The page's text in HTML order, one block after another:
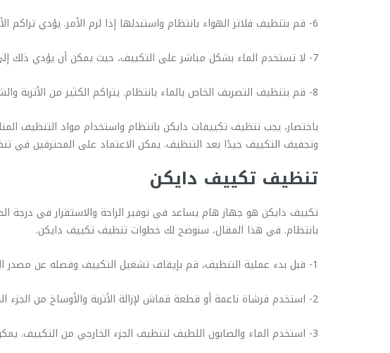
6- قم بتنظيف فلاتر الهواء بانتظام واستبدلها إذا لزم الأمر. يؤدي تراكم الأتربة على الفلاتر إلى تقليل كفاءة التكييف وتدهور جودة الهواء.
7- لا تستخدم الماء بشكل مباشر على التكييف، حيث يمكن أن يؤدي ذلك إلى تلف التكييف وتعطيله.
8- قم بتنظيف التصريف الخاص بالماء بانتظام. يتراكم الكثير من الأتربة والشوائب في تصريف الماء، ويمكن استخدام الماء والصابون اللطيف لتنظيفه.
باختصار، يجب تنظيف تكييفات دايكن بانتظام واستخدام مواد التنظيف
وتجفيف التكييف جيدًا بعد التنظيف. يمكن الاعتماد على المحترفين في
تنظيف تكييف دايكن
تكييف دايكن هو جهاز هام يساعد في توفير الراحة والاستقرار في درجة
بانتظام. في هذا المقال، سنوضح لك خطوات تنظيف تكييف دايكن.
1- قبل بدء عملية التنظيف، قم بإيقاف تشغيل التكييف وفصله عن مصدر الكهرباء.
2- استخدم فرشاة ناعمة أو قطعة قماش لإزالة الأتربة والأوساخ من الجزء الخارجي للتكييف، مثل الشبكة الخارجية والمروحة.
3- استخدم الماء والصابون اللطيف لتنظيف الجزء الخارجي من التكييف. يمكن استخدام فرشاة أو قطعة قماش لإزالة الأوساخ والأتربة.